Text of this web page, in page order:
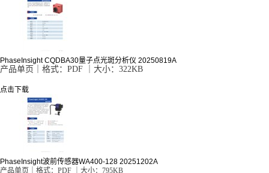
PhaseInsight CQDBA30量子点光斑分析仪 20250819A
产品单页｜格式：PDF ｜大小：322KB
点击下载
PhaseInsight波前传感器WA400-128 20251202A
产品单页｜格式：PDF ｜大小：795KB